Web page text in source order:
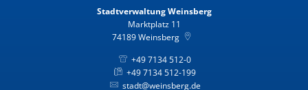
Stadtverwaltung Weinsberg
Marktplatz 11
74189Weinsberg
+49 7134 512-0
+49 7134 512-199
stadt@weinsberg.de